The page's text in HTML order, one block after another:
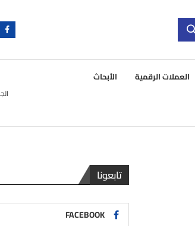
العملات الرقمية الأبحاث
تابعونا
FACEBOOK